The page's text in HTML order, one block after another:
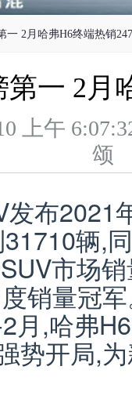
一 2月哈弗H6终端热销
一 2月
10 上午
布2021
辆,
市场
销量冠
月,哈弗
势开局,